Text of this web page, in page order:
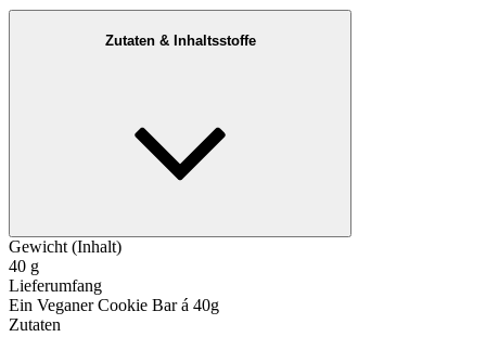
Zutaten & Inhaltsstoffe
Gewicht (Inhalt)
40 g
Lieferumfang
Ein Veganer Cookie Bar á 40g
Zutaten